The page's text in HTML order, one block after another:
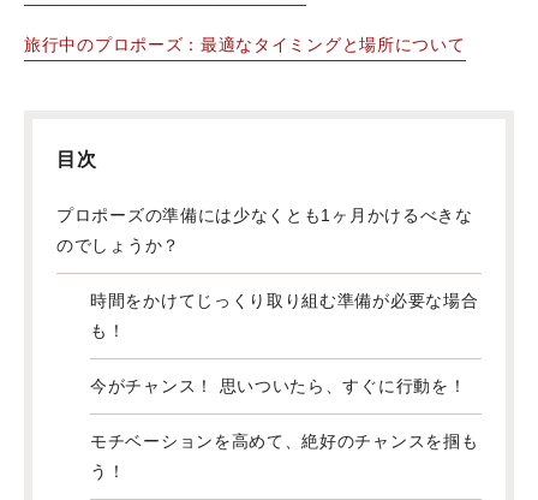
旅行中のプロポーズ：最適なタイミングと場所について
目次
プロポーズの準備には少なくとも1ヶ月かけるべきな
のでしょうか？
時間をかけてじっくり取り組む準備が必要な場合
も！
今がチャンス！ 思いついたら、すぐに行動を！
モチベーションを高めて、絶好のチャンスを掴も
う！